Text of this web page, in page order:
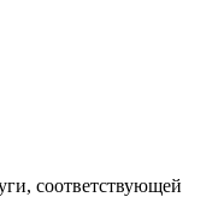
соответствующей